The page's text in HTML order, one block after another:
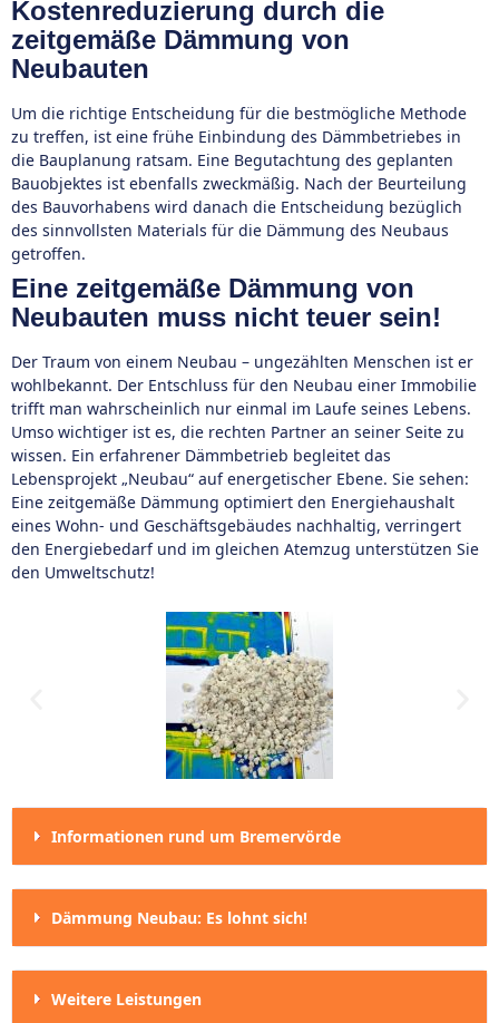
Kostenreduzierung durch die
zeitgemäße Dämmung von
Neubauten
Um die richtige Entscheidung für die bestmögliche Methode
zu treffen, ist eine frühe Einbindung des Dämmbetriebes in
die Bauplanung ratsam. Eine Begutachtung des geplanten
Bauobjektes ist ebenfalls zweckmäßig. Nach der Beurteilung
des Bauvorhabens wird danach die Entscheidung bezüglich
des sinnvollsten Materials für die Dämmung des Neubaus
getroffen.
Eine zeitgemäße Dämmung von
Neubauten muss nicht teuer sein!
Der Traum von einem Neubau – ungezählten Menschen ist er
wohlbekannt. Der Entschluss für den Neubau einer Immobilie
trifft man wahrscheinlich nur einmal im Laufe seines Lebens.
Umso wichtiger ist es, die rechten Partner an seiner Seite zu
wissen. Ein erfahrener Dämmbetrieb begleitet das
Lebensprojekt „Neubau“ auf energetischer Ebene. Sie sehen:
Eine zeitgemäße Dämmung optimiert den Energiehaushalt
eines Wohn- und Geschäftsgebäudes nachhaltig, verringert
den Energiebedarf und im gleichen Atemzug unterstützen Sie
den Umweltschutz!
Informationen rund um Bremervörde
Dämmung Neubau: Es lohnt sich!
Weitere Leistungen